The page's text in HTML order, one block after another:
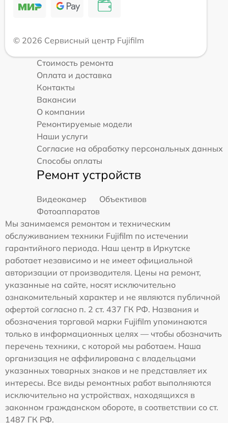
© 2026 Сервисный центр Fujifilm
Стоимость ремонта
Оплата и доставка
Контакты
Вакансии
О компании
Ремонтируемые модели
Наши услуги
Согласие на обработку персональных данных
Способы оплаты
Ремонт устройств
Видеокамер
Объективов
Фотоаппаратов
Мы занимаемся ремонтом и техническим
обслуживанием техники Fujifilm по истечении
гарантийного периода. Наш центр в Иркутске
работает независимо и не имеет официальной
авторизации от производителя. Цены на ремонт,
указанные на сайте, носят исключительно
ознакомительный характер и не являются публичной
офертой согласно п. 2 ст. 437 ГК РФ. Названия и
обозначения торговой марки Fujifilm упоминаются
только в информационных целях — чтобы обозначить
перечень техники, с которой мы работаем. Наша
организация не аффилирована с владельцами
указанных товарных знаков и не представляет их
интересы. Все виды ремонтных работ выполняются
исключительно на устройствах, находящихся в
законном гражданском обороте, в соответствии со ст.
1487 ГК РФ.